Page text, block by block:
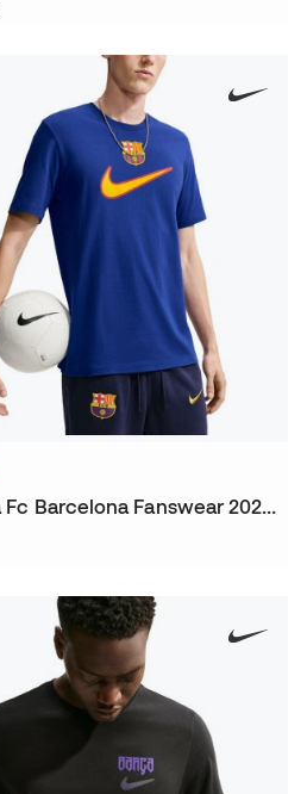
Maglietta Fc Barcelona Fanswear 2026-2027